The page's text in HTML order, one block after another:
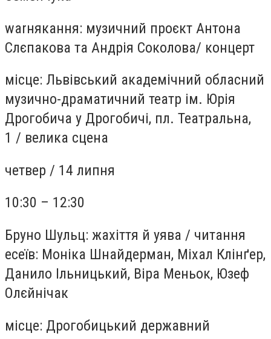
warнякання: музичний проєкт Антона
Слєпакова та Андрія Соколова/ концерт
місце: Львівський академічний обласний
музично-драматичний театр ім. Юрія
Дрогобича у Дрогобичі, пл. Театральна,
1 / велика сцена
четвер / 14 липня
10:30 – 12:30
Бруно Шульц: жахіття й уява / читання
есеїв: Моніка Шнайдерман, Міхал Клінґер,
Данило Ільницький, Віра Меньок, Юзеф
Олєйнічак
місце: Дрогобицький державний